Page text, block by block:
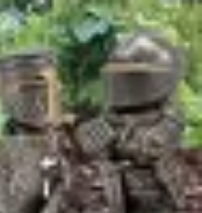
Projets DIY